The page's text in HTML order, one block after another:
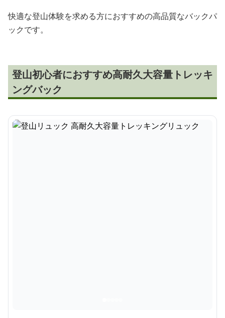
快適な登山体験を求める方におすすめの高品質なバックパ
ックです。
登山初心者におすすめ高耐久大容量トレッキ
ングバック